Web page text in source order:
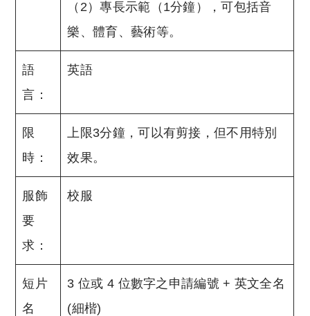
（2）專長示範（1分鐘），可包括音
樂、體育、藝術等。
語
言：
英語
限
時：
上限3分鐘，可以有剪接，但不用特別
效果。
服飾
要
求：
校服
短片
名
3 位或 4 位數字之申請編號 + 英文全名
(細楷)